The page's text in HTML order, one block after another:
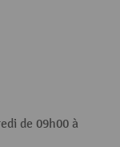
de 09h00 à